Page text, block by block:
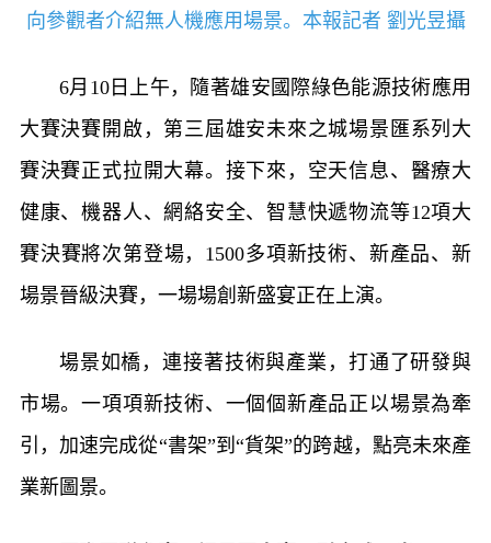
向參觀者介紹無人機應用場景。本報記者 劉光昱攝
6月10日上午，隨著雄安國際綠色能源技術應用
大賽決賽開啟，第三屆雄安未來之城場景匯系列大
賽決賽正式拉開大幕。接下來，空天信息、醫療大
健康、機器人、網絡安全、智慧快遞物流等12項大
賽決賽將次第登場，1500多項新技術、新產品、新
場景晉級決賽，一場場創新盛宴正在上演。
場景如橋，連接著技術與產業，打通了研發與
市場。一項項新技術、一個個新產品正以場景為牽
引，加速完成從“書架”到“貨架”的跨越，點亮未來產
業新圖景。